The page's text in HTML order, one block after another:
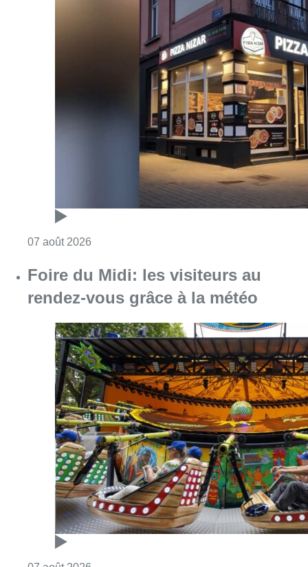
Consulter l'article "Pizza Nizar: un coup de
Foire du Midi: les visiteurs au
rendez-vous grâce à la météo
07 août 2026 Consulter l'article "Foire du Midi: les
Les Bruxellois respectent mieux les
zones 30 ?